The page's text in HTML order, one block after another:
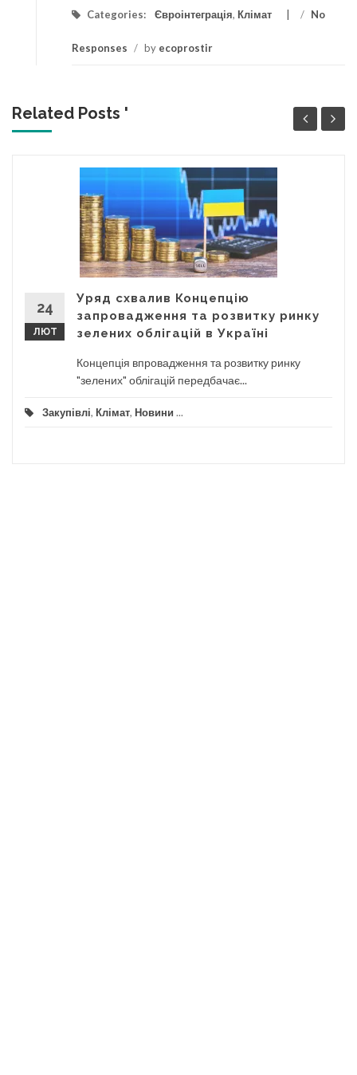
Categories: Євроінтеграція, Клімат / No
Responses / by ecoprostir
Related Posts '
24
ЛЮТ
Уряд схвалив Концепцію
запровадження та розвитку ринку
зелених облігацій в Україні
Концепція впровадження та розвитку ринку
"зелених" облігацій передбачає...
Закупівлі, Клімат, Новини ...